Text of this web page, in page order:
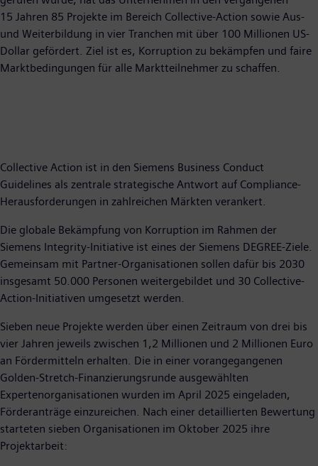
15 Jahren 85 Projekte im Bereich Collective-Action sowie Aus-
und Weiterbildung in vier Tranchen mit über 100 Millionen US-
Dollar gefördert. Ziel ist es, Korruption zu bekämpfen und faire
Marktbedingungen für alle Marktteilnehmer zu schaffen.
Collective Action ist in den Siemens Business Conduct
Guidelines als zentrale strategische Antwort auf Compliance-
Herausforderungen in zahlreichen Märkten verankert.
Die globale Bekämpfung von Korruption im Rahmen der
Siemens Integrity-Initiative ist eines der Siemens DEGREE-Ziele.
Gemeinsam mit Partner-Organisationen sollen dafür bis 2030
insgesamt 50.000 Personen weitergebildet und 30 Collective-
Action-Initiativen umgesetzt werden.
Sieben neue Projekte werden über einen Zeitraum von drei bis
vier Jahren jeweils zwischen 1,2 Millionen und 2 Millionen Euro
an Fördermitteln erhalten. Die in einer vorangegangenen
Golden-Stretch-Finanzierungsrunde ausgewählten
Expertenorganisationen wurden im April 2025 eingeladen,
Förderanträge einzureichen. Nach einer detaillierten Bewertung
starteten sieben Organisationen im Oktober 2025 ihre
Projektarbeit: